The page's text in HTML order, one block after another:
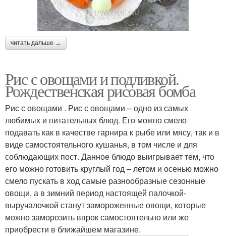
читать дальше →
Рис с овощами и подливкой.
Рождественская рисовая бомба
Рис с овощами . Рис с овощами – одно из самых
любимых и питательных блюд. Его можно смело
подавать как в качестве гарнира к рыбе или мясу, так и в
виде самостоятельного кушанья, в том числе и для
соблюдающих пост. Данное блюдо выигрывает тем, что
его можно готовить круглый год – летом и осенью можно
смело пускать в ход самые разнообразные сезонные
овощи, а в зимний период настоящей палочкой-
выручалочкой станут замороженные овощи, которые
можно заморозить впрок самостоятельно или же
приобрести в ближайшем магазине.